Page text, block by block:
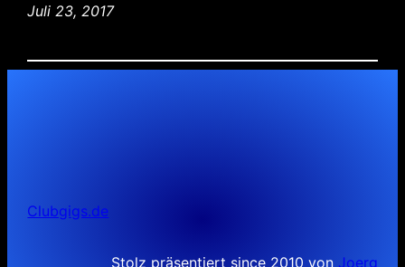
Juli 23, 2017
Clubgigs.de
Stolz präsentiert since 2010 von Joerg